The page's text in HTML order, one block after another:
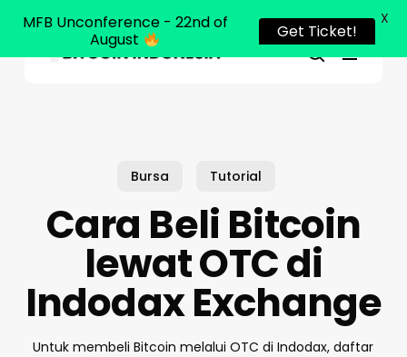
search
Menu
Bursa Tutorial
Cara Beli Bitcoin
lewat OTC di
Indodax Exchange
Untuk membeli Bitcoin melalui OTC di Indodax, daftar
Close
MFB Unconference - 22nd of
August
Get Ticket!
X